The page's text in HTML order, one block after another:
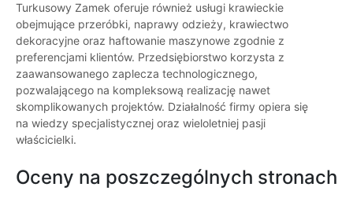
Turkusowy Zamek oferuje również usługi krawieckie
obejmujące przeróbki, naprawy odzieży, krawiectwo
dekoracyjne oraz haftowanie maszynowe zgodnie z
preferencjami klientów. Przedsiębiorstwo korzysta z
zaawansowanego zaplecza technologicznego,
pozwalającego na kompleksową realizację nawet
skomplikowanych projektów. Działalność firmy opiera się
na wiedzy specjalistycznej oraz wieloletniej pasji
właścicielki.
Oceny na poszczególnych stronach